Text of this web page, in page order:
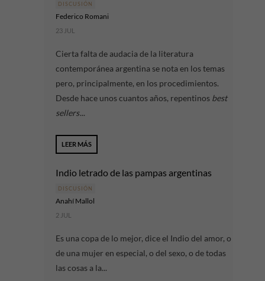
DISCUSIÓN
Federico Romani
23 JUL
Cierta falta de audacia de la literatura
contemporánea argentina se nota en los temas
pero, principalmente, en los procedimientos.
Desde hace unos cuantos años, repentinos best
sellers...
LEER MÁS
Indio letrado de las pampas argentinas
DISCUSIÓN
Anahí Mallol
2 JUL
Es una copa de lo mejor, dice el Indio del amor, o
de una mujer en especial, o del sexo, o de todas
las cosas a la...